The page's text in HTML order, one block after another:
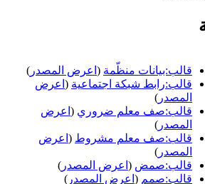
قالب:بيانات منظّمة ( اعرض المصدر )
قالب:رابط شبكة اجتماعية ( اعرض
المصدر )
قالب:صف معلم ضروري ( اعرض
المصدر )
قالب:صف معلم مشروط ( اعرض
المصدر )
قالب:صمض ( اعرض المصدر )
قالب:صمم ( اعرض المصدر )